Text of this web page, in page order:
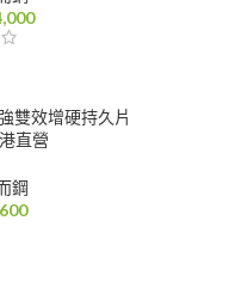
價
$1,100
到
$4,000
雙效增硬持久片
直營
鋼
價